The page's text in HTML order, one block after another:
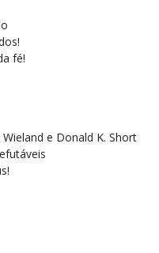
fé!
e Donald K. Short